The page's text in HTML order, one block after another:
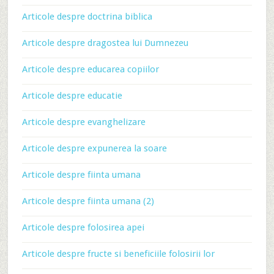
Articole despre doctrina biblica
Articole despre dragostea lui Dumnezeu
Articole despre educarea copiilor
Articole despre educatie
Articole despre evanghelizare
Articole despre expunerea la soare
Articole despre fiinta umana
Articole despre fiinta umana (2)
Articole despre folosirea apei
Articole despre fructe si beneficiile folosirii lor